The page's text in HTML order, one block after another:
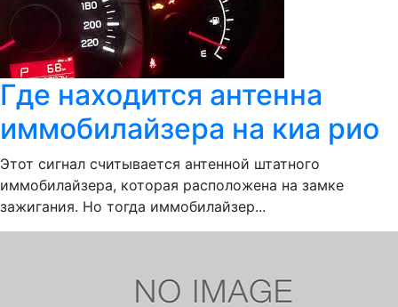
Где находится антенна
иммобилайзера на киа рио
Этот сигнал считывается антенной штатного
иммобилайзера, которая расположена на замке
зажигания. Но тогда иммобилайзер...